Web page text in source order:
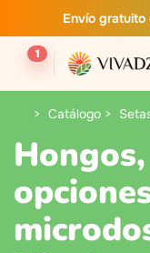
Envío gratuito
1
Catálogo